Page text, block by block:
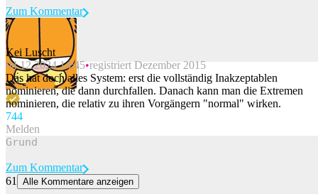
Beitrag melden
Zum Kommentar
Kei Luscht
04.12.2024 14:45 registriert Dezember 2015
Das hat doch alles System: erst die vollständig Inakzeptablen
nominieren, die dann durchfallen. Danach kann man die Extremen
nominieren, die relativ zu ihren Vorgängern "normal" wirken.
744
Melden
Zum Kommentar
61
Alle Kommentare anzeigen